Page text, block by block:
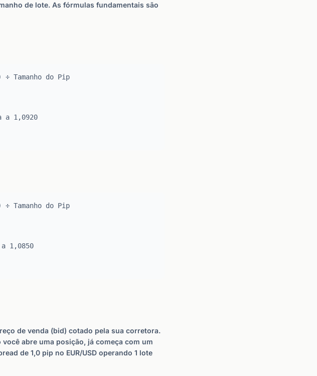
de lote. As fórmulas fundamentais são
Tamanho do Pip
a 1,0920
Tamanho do Pip
1,0850
de venda (bid) cotado pela sua corretora.
abre uma posição, já começa com um
de 1,0 pip no EUR/USD operando 1 lote